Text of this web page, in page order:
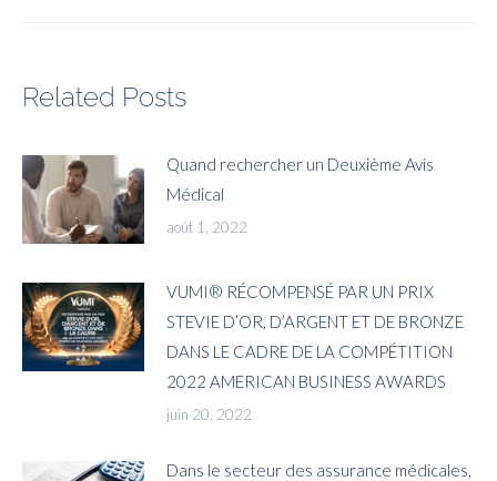
Related Posts
Quand rechercher un Deuxième Avis
Médical
août 1, 2022
VUMI® RÉCOMPENSÉ PAR UN PRIX
STEVIE D’OR, D’ARGENT ET DE BRONZE
DANS LE CADRE DE LA COMPÉTITION
2022 AMERICAN BUSINESS AWARDS
juin 20, 2022
Dans le secteur des assurance médicales,